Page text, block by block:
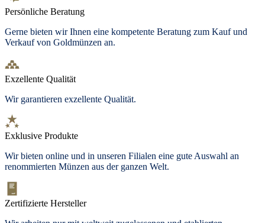
Persönliche Beratung
Gerne bieten wir Ihnen eine kompetente Beratung zum Kauf und
Verkauf von Goldmünzen an.
Exzellente Qualität
Wir garantieren exzellente Qualität.
Exklusive Produkte
Wir bieten online und in unseren Filialen eine gute Auswahl an
renommierten Münzen aus der ganzen Welt.
Zertifizierte Hersteller